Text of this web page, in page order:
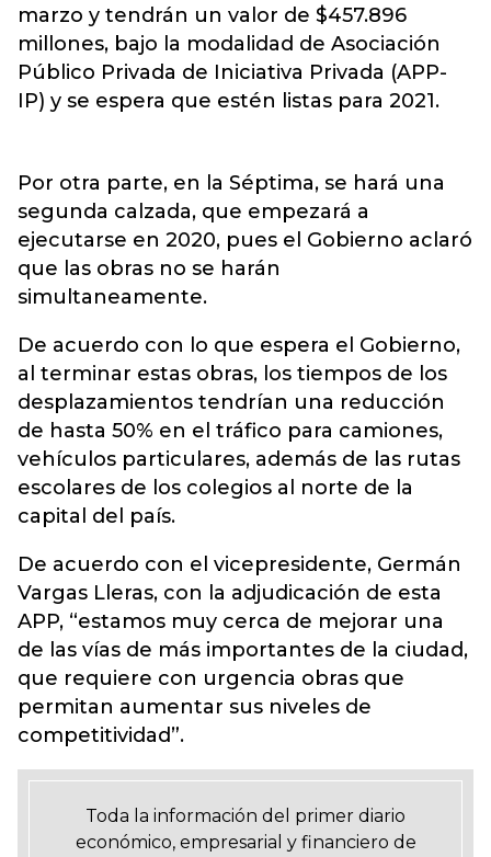
marzo y tendrán un valor de $457.896
millones, bajo la modalidad de Asociación
Público Privada de Iniciativa Privada (APP-
IP) y se espera que estén listas para 2021.
Por otra parte, en la Séptima, se hará una
segunda calzada, que empezará a
ejecutarse en 2020, pues el Gobierno aclaró
que las obras no se harán
simultaneamente.
De acuerdo con lo que espera el Gobierno,
al terminar estas obras, los tiempos de los
desplazamientos tendrían una reducción
de hasta 50% en el tráfico para camiones,
vehículos particulares, además de las rutas
escolares de los colegios al norte de la
capital del país.
De acuerdo con el vicepresidente, Germán
Vargas Lleras, con la adjudicación de esta
APP, “estamos muy cerca de mejorar una
de las vías de más importantes de la ciudad,
que requiere con urgencia obras que
permitan aumentar sus niveles de
competitividad”.
Toda la información del primer diario
económico, empresarial y financiero de